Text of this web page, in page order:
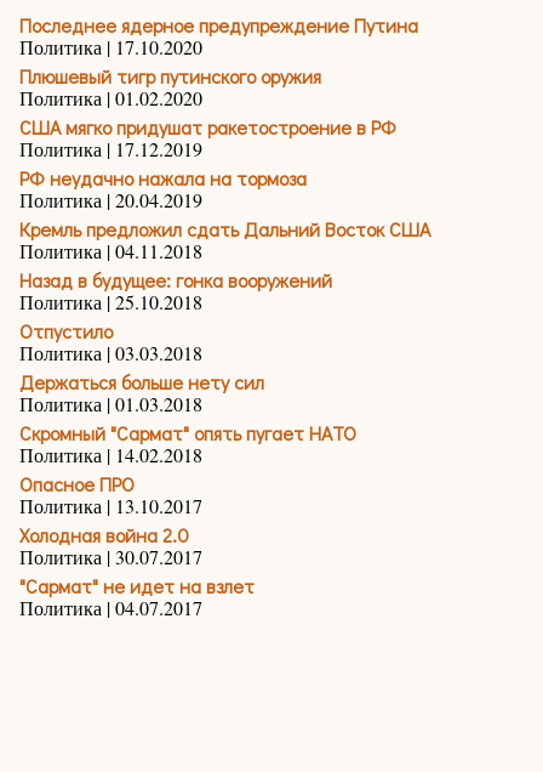
Последнее ядерное предупреждение Путина
Политика | 17.10.2020
Плюшевый тигр путинского оружия
Политика | 01.02.2020
США мягко придушат ракетостроение в РФ
Политика | 17.12.2019
РФ неудачно нажала на тормоза
Политика | 20.04.2019
Кремль предложил сдать Дальний Восток США
Политика | 04.11.2018
Назад в будущее: гонка вооружений
Политика | 25.10.2018
Отпустило
Политика | 03.03.2018
Держаться больше нету сил
Политика | 01.03.2018
Скромный "Сармат" опять пугает НАТО
Политика | 14.02.2018
Опасное ПРО
Политика | 13.10.2017
Холодная война 2.0
Политика | 30.07.2017
"Сармат" не идет на взлет
Политика | 04.07.2017